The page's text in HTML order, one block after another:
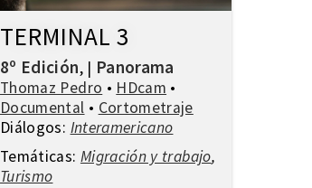
TERMINAL 3
8º Edición, | Panorama
Thomaz Pedro • HDcam •
Documental • Cortometraje
Diálogos: Interamericano
Temáticas: Migración y trabajo,
Turismo